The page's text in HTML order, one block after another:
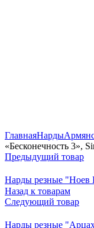
ГлавнаяНарды
«Бесконечность 3»,
Предыдущий товар
Нарды резные "Ноев
Назад к товарам
Следующий товар
Нарды резные